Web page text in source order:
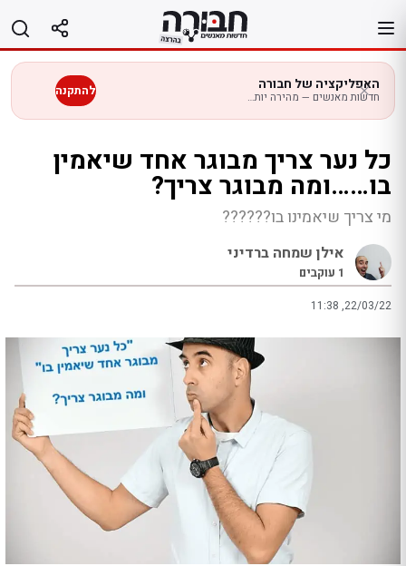
לתוכן
האפליקציה של חבורה
חדשות מאנשים — מהירה יותר בנייד להתקנה
כל נער צריך מבוגר אחד שיאמין
בו……ומה מבוגר צריך?
מי צריך שיאמינו בו??????
אילן שמחה ברדיני
1 עוקבים
11:38 ,22/03/22